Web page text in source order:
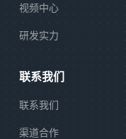
视频中心
研发实力
联系我们
联系我们
渠道合作